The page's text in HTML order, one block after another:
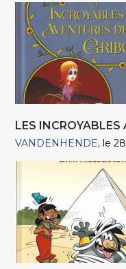
LES INCROYABLES
VANDENHENDE le